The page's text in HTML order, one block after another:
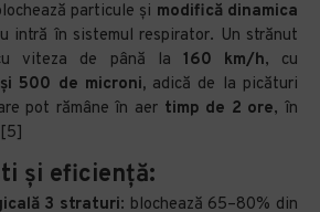
particule și modifică dinamica
intră în sistemul respirator. Un strănut
viteza de până la 160 km/h, cu
500 de microni, adică de la picături
pot rămâne în aer timp de 2 ore, în
și eficiență:
3 straturi: blochează 65–80% din